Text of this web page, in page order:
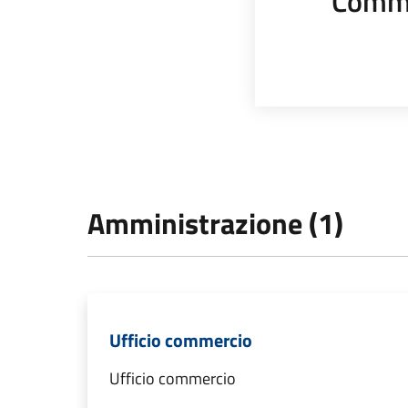
Amministrazione (1)
Ufficio commercio
Ufficio commercio